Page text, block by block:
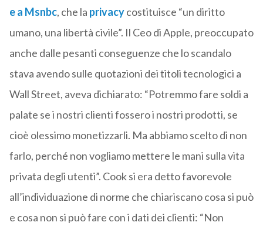
e a Msnbc, che la privacycostituisce “un diritto
umano, una libertà civile”. Il Ceo di Apple, preoccupato
anche dalle pesanti conseguenze che lo scandalo
stava avendo sulle quotazioni dei titoli tecnologici a
Wall Street, aveva dichiarato: “Potremmo fare soldi a
palate se i nostri clienti fossero i nostri prodotti, se
cioè olessimo monetizzarli. Ma abbiamo scelto di non
farlo, perché non vogliamo mettere le mani sulla vita
privata degli utenti”. Cook si era detto favorevole
all’individuazione di norme che chiariscano cosa si può
e cosa non si può fare con i dati dei clienti: “Non